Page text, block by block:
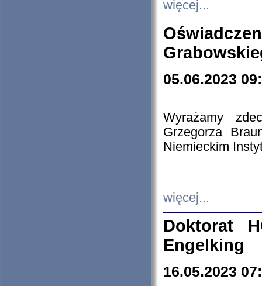
więcej...
05.06.2023
Wyrażamy
Grzegorza
Niemieckim
więcej...
Doktorat
Engelking
16.05.2023